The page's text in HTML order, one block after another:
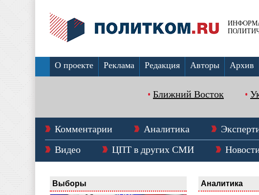
О проекте Реклама Редакция Авторы Архив
Ближний Восток
Комментарии Аналитика
Видео
ЦПТ в других СМИ
Выборы Аналитика